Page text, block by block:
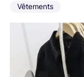
Vêtements